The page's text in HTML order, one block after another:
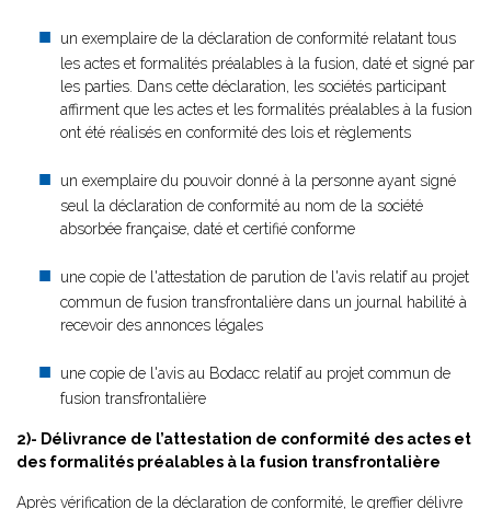
un exemplaire de la déclaration de conformité relatant tous
les actes et formalités préalables à la fusion, daté et signé par
les parties. Dans cette déclaration, les sociétés participant
affirment que les actes et les formalités préalables à la fusion
ont été réalisés en conformité des lois et règlements
un exemplaire du pouvoir donné à la personne ayant signé
seul la déclaration de conformité au nom de la société
absorbée française, daté et certifié conforme
une copie de l'attestation de parution de l'avis relatif au projet
commun de fusion transfrontalière dans un journal habilité à
recevoir des annonces légales
une copie de l'avis au Bodacc relatif au projet commun de
fusion transfrontalière
2)- Délivrance de l’attestation de conformité des actes et
des formalités préalables à la fusion transfrontalière
Après vérification de la déclaration de conformité, le greffier délivre